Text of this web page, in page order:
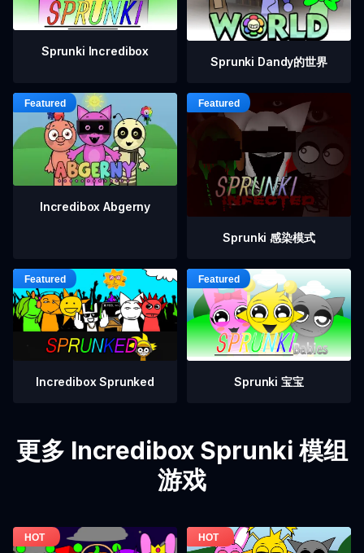
Sprunki Incredibox
Sprunki Dandy的世界
Incredibox Abgerny
Sprunki 感染模式
Incredibox Sprunked Sprunki 宝宝
更多 Incredibox Sprunki 模组
游戏